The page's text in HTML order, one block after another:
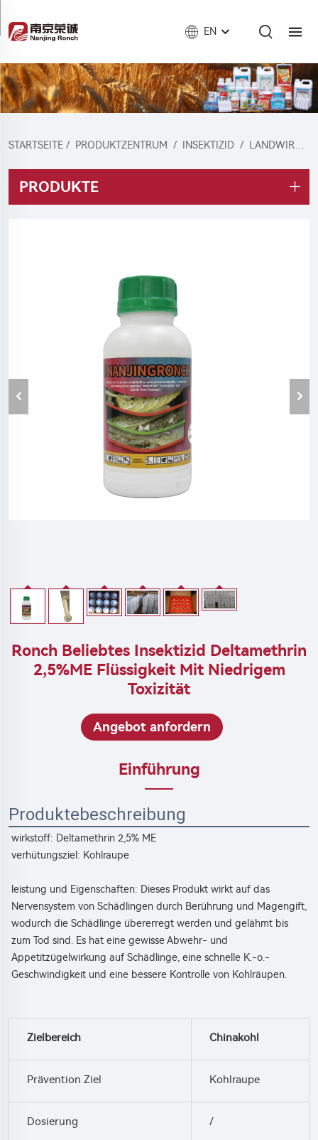
EN
STARTSEITE / PRODUKTZENTRUM / INSEKTIZID / LANDWIRTSCHAFTLICHES INSEKTIZID
PRODUKTE
Ronch Beliebtes Insektizid Deltamethrin
2,5%ME Flüssigkeit Mit Niedrigem
Toxizität
Angebot anfordern
Einführung
Produktebeschreibung
wirkstoff: Deltamethrin 2,5% ME
verhütungsziel: Kohlraupe
leistung und Eigenschaften: Dieses Produkt wirkt auf das
Nervensystem von Schädlingen durch Berührung und Magengift,
wodurch die Schädlinge übererregt werden und gelähmt bis
zum Tod sind. Es hat eine gewisse Abwehr- und
Appetitzügelwirkung auf Schädlinge, eine schnelle K.-o.-
Geschwindigkeit und eine bessere Kontrolle von Kohlräupen.
Zielbereich Chinakohl
Prävention Ziel Kohlraupe
Dosierung /